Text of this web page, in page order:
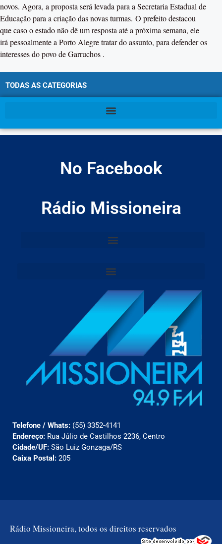
novos. Agora, a proposta será levada para a Secretaria Estadual de
Educação para a criação das novas turmas. O prefeito destacou
que caso o estado não dê um resposta até a próxima semana, ele
irá pessoalmente a Porto Alegre tratar do assunto, para defender os
interesses do povo de Garruchos .
TODAS AS CATEGORIAS
No Facebook
Rádio Missioneira
Telefone / Whats: (55) 3352-4141
Endereço: Rua Júlio de Castilhos 2236, Centro
Cidade/UF: São Luiz Gonzaga/RS
Caixa Postal: 205
Rádio Missioneira, todos os direitos reservados